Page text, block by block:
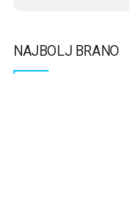
NAJBOLJ BRANO